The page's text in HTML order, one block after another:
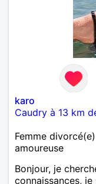
karo
Caudry à 13 km
Femme
amoureuse
Bonjour, je
connaissances,